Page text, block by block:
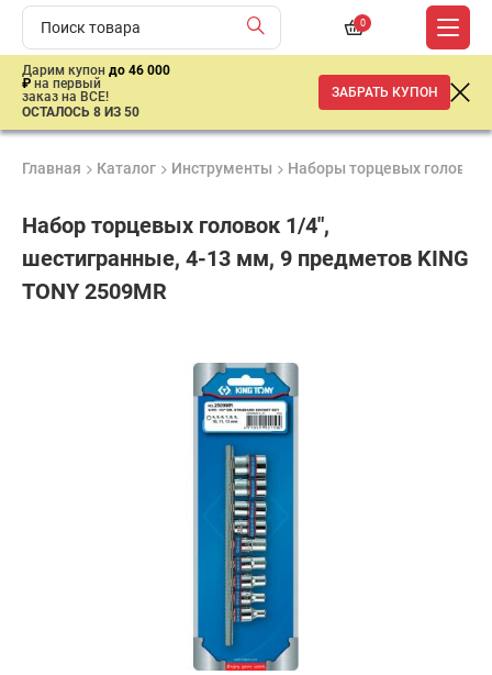
0
Дарим купон до 46 000
₽ на первый
заказ на ВСЕ!
ОСТАЛОСЬ 8 ИЗ 50
ЗАБРАТЬ КУПОН
Главная Каталог Инструменты Наборы торцевых головок
Набор торцевых головок 1/4",
шестигранные, 4-13 мм, 9 предметов KING
TONY 2509MR
от 2 дней
Добавить в корзину
Купить в 1 клик